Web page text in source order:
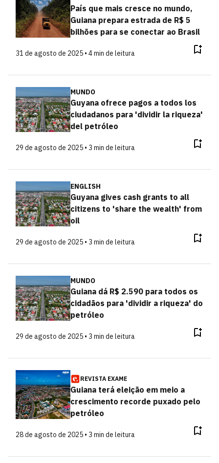
País que mais cresce no mundo,
Guiana prepara estrada de R$ 5
bilhões para se conectar ao Brasil
31 de agosto de 2025 • 4 min de leitura
MUNDO
Guyana ofrece pagos a todos los
ciudadanos para 'dividir la riqueza'
del petróleo
29 de agosto de 2025 • 3 min de leitura
ENGLISH
Guyana gives cash grants to all
citizens to 'share the wealth' from
oil
29 de agosto de 2025 • 3 min de leitura
MUNDO
Guiana dá R$ 2.590 para todos os
cidadãos para 'dividir a riqueza' do
petróleo
29 de agosto de 2025 • 3 min de leitura
REVISTA EXAME
Guiana terá eleição em meio a
crescimento recorde puxado pelo
petróleo
28 de agosto de 2025 • 3 min de leitura